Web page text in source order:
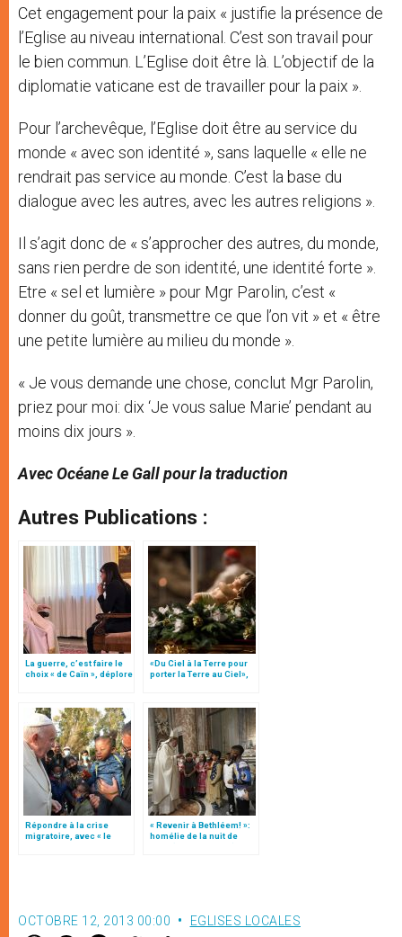
Cet engagement pour la paix « justifie la présence de
l’Eglise au niveau international. C’est son travail pour
le bien commun. L’Eglise doit être là. L’objectif de la
diplomatie vaticane est de travailler pour la paix ».
Pour l’archevêque, l’Eglise doit être au service du
monde « avec son identité », sans laquelle « elle ne
rendrait pas service au monde. C’est la base du
dialogue avec les autres, avec les autres religions ».
Il s’agit donc de « s’approcher des autres, du monde,
sans rien perdre de son identité, une identité forte ».
Etre « sel et lumière » pour Mgr Parolin, c’est «
donner du goût, transmettre ce que l’on vit » et « être
une petite lumière au milieu du monde ».
« Je vous demande une chose, conclut Mgr Parolin,
priez pour moi: dix ‘Je vous salue Marie’ pendant au
moins dix jours ».
Avec Océane Le Gall pour la traduction
Autres Publications :
La guerre, c’est faire le
choix « de Caïn », déplore
«Du Ciel à la Terre pour
porter la Terre au Ciel»,
Répondre à la crise
migratoire, avec « le
« Revenir à Bethléem! »:
homélie de la nuit de
Noël (texte complet)
OCTOBRE 12, 2013 00:00 EGLISES LOCALES